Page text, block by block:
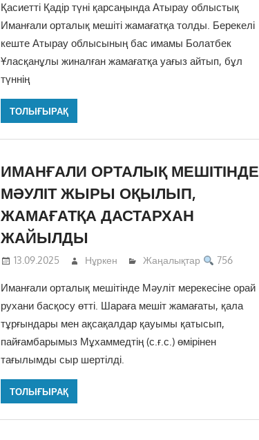
Қасиетті Қадір түні қарсаңында Атырау облыстық
Иманғали орталық мешіті жамағатқа толды. Берекелі
кеште Атырау облысының бас имамы Болатбек
Ұласқанұлы жиналған жамағатқа уағыз айтып, бұл
түннің
ТОЛЫҒЫРАҚ
ИМАНҒАЛИ ОРТАЛЫҚ МЕШІТІНДЕ
МӘУЛІТ ЖЫРЫ ОҚЫЛЫП,
ЖАМАҒАТҚА ДАСТАРХАН
ЖАЙЫЛДЫ
13.09.2025 Нұркен Жаңалықтар 756
Иманғали орталық мешітінде Мәуліт мерекесіне орай
рухани басқосу өтті. Шараға мешіт жамағаты, қала
тұрғындары мен ақсақалдар қауымы қатысып,
пайғамбарымыз Мұхаммедтің (с.ғ.с.) өмірінен
тағылымды сыр шертілді.
ТОЛЫҒЫРАҚ